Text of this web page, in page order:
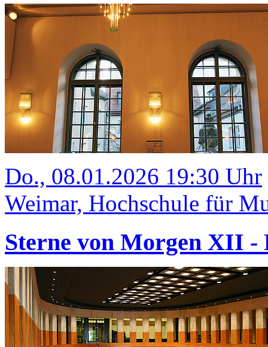
Do., 08.01.2026 19:30 Uhr
Weimar, Hochschule für
Sterne von Morgen XII